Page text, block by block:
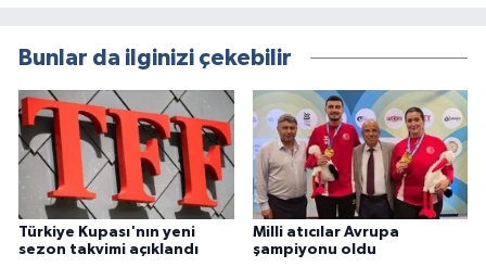
Bunlar da ilginizi çekebilir
Türkiye Kupası'nın yeni
sezon takvimi açıklandı
Milli atıcılar Avrupa
şampiyonu oldu